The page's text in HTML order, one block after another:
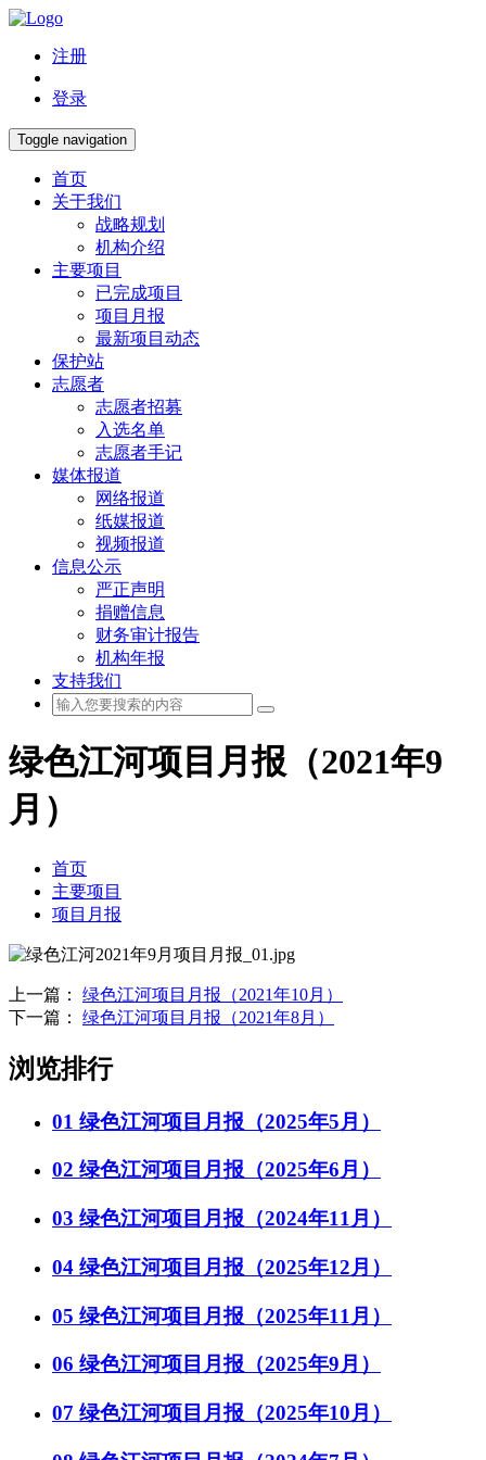
注册
登录
Toggle navigation
首页
关于我们
战略规划
机构介绍
主要项目
已完成项目
项目月报
最新项目动态
保护站
志愿者
志愿者招募
入选名单
志愿者手记
媒体报道
网络报道
纸媒报道
视频报道
信息公示
严正声明
捐赠信息
财务审计报告
机构年报
支持我们
绿色江河项目月报（2021年9
月）
首页
主要项目
项目月报
上一篇： 绿色江河项目月报（2021年10月）
下一篇： 绿色江河项目月报（2021年8月）
浏览排行
01 绿色江河项目月报（2025年5月）
02 绿色江河项目月报（2025年6月）
03 绿色江河项目月报（2024年11月）
04 绿色江河项目月报（2025年12月）
05 绿色江河项目月报（2025年11月）
06 绿色江河项目月报（2025年9月）
07 绿色江河项目月报（2025年10月）